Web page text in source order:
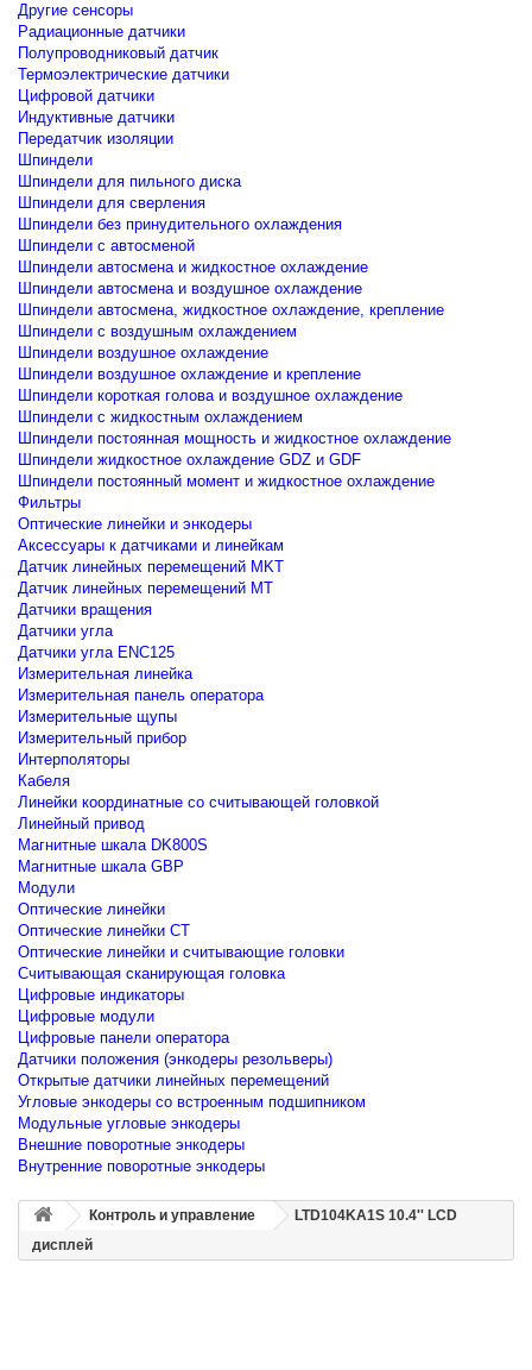
Другие сенсоры
Радиационные датчики
Полупроводниковый датчик
Термоэлектрические датчики
Цифровой датчики
Индуктивные датчики
Передатчик изоляции
Шпиндели
Шпиндели для пильного диска
Шпиндели для сверления
Шпиндели без принудительного охлаждения
Шпиндели с автосменой
Шпиндели автосмена и жидкостное охлаждение
Шпиндели автосмена и воздушное охлаждение
Шпиндели автосмена, жидкостное охлаждение, крепление
Шпиндели с воздушным охлаждением
Шпиндели воздушное охлаждение
Шпиндели воздушное охлаждение и крепление
Шпиндели короткая голова и воздушное охлаждение
Шпиндели с жидкостным охлаждением
Шпиндели постоянная мощность и жидкостное охлаждение
Шпиндели жидкостное охлаждение GDZ и GDF
Шпиндели постоянный момент и жидкостное охлаждение
Фильтры
Оптические линейки и энкодеры
Аксессуары к датчиками и линейкам
Датчик линейных перемещений MKT
Датчик линейных перемещений MT
Датчики вращения
Датчики угла
Датчики угла ENC125
Измерительная линейка
Измерительная панель оператора
Измерительные щупы
Измерительный прибор
Интерполяторы
Кабеля
Линейки координатные со считывающей головкой
Линейный привод
Магнитные шкала DK800S
Магнитные шкала GBP
Модули
Оптические линейки
Оптические линейки CT
Оптические линейки и считывающие головки
Считывающая сканирующая головка
Цифровые индикаторы
Цифровые модули
Цифровые панели оператора
Датчики положения (энкодеры резольверы)
Открытые датчики линейных перемещений
Угловые энкодеры со встроенным подшипником
Модульные угловые энкодеры
Внешние поворотные энкодеры
Внутренние поворотные энкодеры
Контроль и управление
LTD104KA1S 10.4'' LCD
дисплей